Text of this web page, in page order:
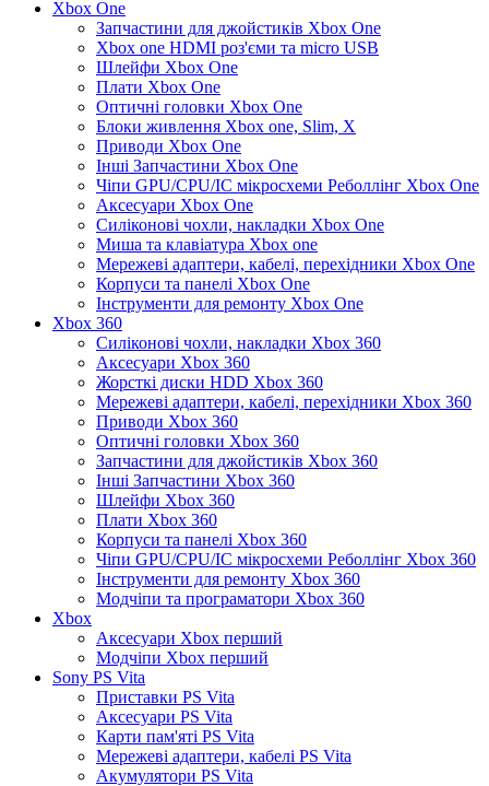
Xbox One
Запчастини для джойстиків Xbox One
Xbox one HDMI роз'єми та micro USB
Шлейфи Xbox One
Плати Xbox One
Оптичні головки Xbox One
Блоки живлення Xbox one, Slim, X
Приводи Xbox One
Інші Запчастини Xbox One
Чіпи GPU/CPU/IC мікросхеми Реболлінг Xbox One
Аксесуари Xbox One
Силіконові чохли, накладки Xbox One
Миша та клавіатура Xbox one
Мережеві адаптери, кабелі, перехідники Xbox One
Корпуси та панелі Xbox One
Інструменти для ремонту Xbox One
Xbox 360
Силіконові чохли, накладки Xbox 360
Аксесуари Xbox 360
Жорсткі диски HDD Xbox 360
Мережеві адаптери, кабелі, перехідники Xbox 360
Приводи Xbox 360
Оптичні головки Xbox 360
Запчастини для джойстиків Xbox 360
Інші Запчастини Xbox 360
Шлейфи Xbox 360
Плати Xbox 360
Корпуси та панелі Xbox 360
Чіпи GPU/CPU/IC мікросхеми Реболлінг Xbox 360
Інструменти для ремонту Xbox 360
Модчіпи та програматори Xbox 360
Xbox
Аксесуари Xbox перший
Модчіпи Xbox перший
Sony PS Vita
Приставки PS Vita
Аксесуари PS Vita
Карти пам'яті PS Vita
Мережеві адаптери, кабелі PS Vita
Акумулятори PS Vita